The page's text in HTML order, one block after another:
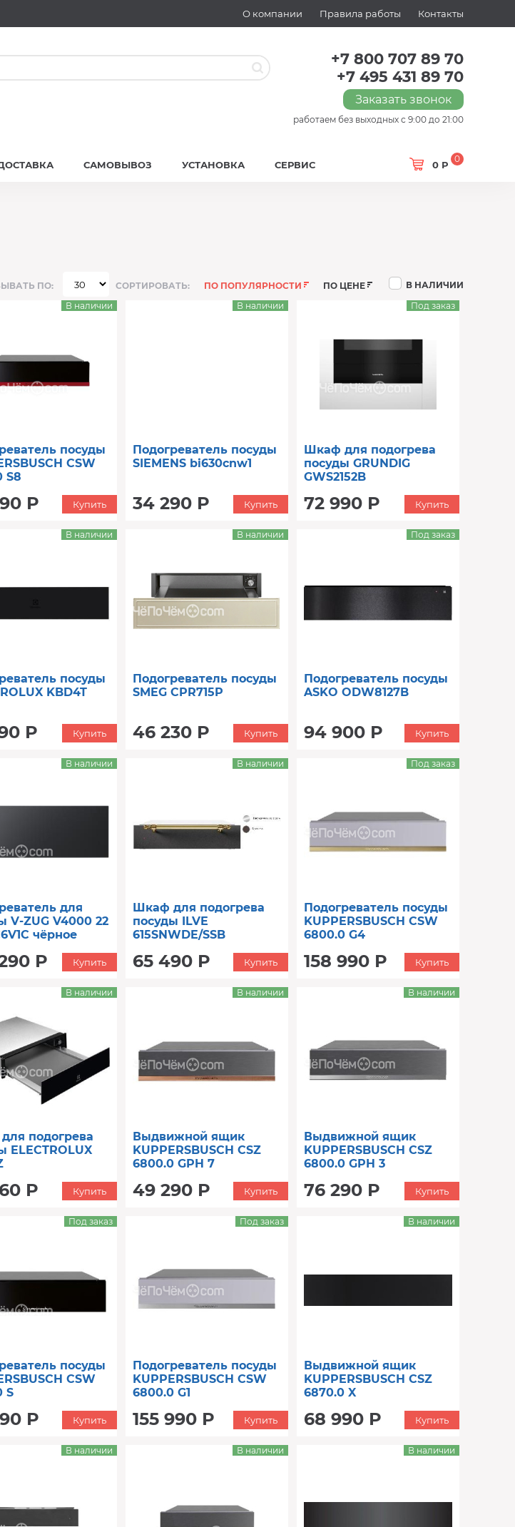
О компании Правила работы Контакты
+7 800 707 89 70
+7 495 431 89 70
Заказать звонок
работаем без выходных с 9:00 до 21:00
0 Р
0
САМОВЫВОЗ УСТАНОВКА СЕРВИС
ПО: СОРТИРОВАТЬ: ПО ПОПУЛЯРНОСТИ ПО ЦЕНЕ В НАЛИЧИИ
посуды
CSW
S8
Р
В наличии
Купить
Подогреватель посуды
SIEMENS bi630cnw1
34 290 Р
В наличии
Купить
Шкаф для подогрева
посуды GRUNDIG
GWS2152B
72 990 Р
Под заказ
Купить
посуды
KBD4T
Р
В наличии
Купить
Подогреватель посуды
SMEG CPR715P
46 230 Р
В наличии
Купить
Подогреватель посуды
ASKO ODW8127B
94 900 Р
Под заказ
Купить
для
V-ZUG V4000 22
чёрное
Р
В наличии
Купить
Шкаф для подогрева
посуды ILVE
615SNWDE/SSB
65 490 Р
В наличии
Купить
Подогреватель посуды
KUPPERSBUSCH CSW
6800.0 G4
158 990 Р
Под заказ
Купить
подогрева
ELECTROLUX
Р
В наличии
Купить
Выдвижной ящик
KUPPERSBUSCH CSZ
6800.0 GPH 7
49 290 Р
В наличии
Купить
Выдвижной ящик
KUPPERSBUSCH CSZ
6800.0 GPH 3
76 290 Р
В наличии
Купить
посуды
CSW
S
Р
Под заказ
Купить
Подогреватель посуды
KUPPERSBUSCH CSW
6800.0 G1
155 990 Р
Под заказ
Купить
Выдвижной ящик
KUPPERSBUSCH CSZ
6870.0 X
68 990 Р
В наличии
Купить
В наличии В наличии В наличии